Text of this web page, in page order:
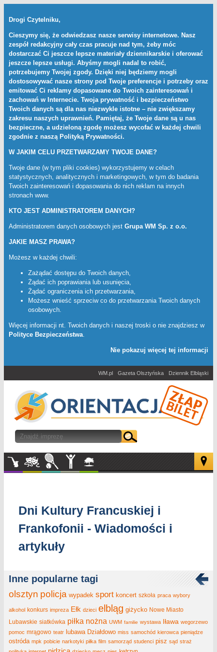
Drogi Czytelniku,
Cieszymy się, że odwiedzasz nasze serwisy internetowe. Nasz
zespół redakcyjny cały czas pracuje nad tym, żeby móc
dostarczać Ci jeszcze lepsze materiały dziennikarskie i oferować
jeszcze lepsze usługi. Abyśmy mogli nadal to robić,
potrzebujemy Twojej zgody. Dzięki niej będziemy mogli
dostosowywać nasze strony pod Twoje preferencje i potrzeby oraz
emitować Ci reklamy dopasowane do Twoich zainteresowań i
zachowań w Internecie. Twoja prywatność i bezpieczeństwo
Twoich danych są dla nas niezwykle istotne – nie zwiększamy
zakresu naszych uprawnień. Pamiętaj, że Twoje dane są u nas
bezpieczne, a udzieloną zgodę możesz wycofać w każdej chwili
zgodnie z naszą Polityką Prywatności.
W JAKIM CELU PRZETWARZAMY TWOJE DANE?
Twoje dane (w tym pliki cookies) wykorzystujemy w celach
statystycznych, analitycznych i marketingowych, w tym do badania
Twoich zainteresowań i dopasowania do nich reklam na innych
stronach www.
KTO JEST ADMINISTRATOREM DANYCH?
Administratorem danych osobowych jest Grupa WM Sp. z o.o.
JAKIE MASZ PRAWA?
Możesz w każdej chwili:
Zażądać dostępu do Twoich danych,
Żądać ich poprawiania lub usunięcia,
Żądać ograniczenia ich przetwarzania,
Możesz wnieść sprzeciw co do przetwarzania Twoich danych
osobowych.
Więcej informacji nt. Twoich danych i naszej troski o nie znajdziesz w
Polityce Bezpieczeństwa.
Nie pokazuj więcej tej informacji
Dziennik Elbląski
Gazeta Olsztyńska
WM.pl
MuzykaKultura Sport Inne
Dni Kultury Francuskiej i
Frankofonii - Wiadomości i
artykuły
Inne popularne tagi
olsztyn policja wypadek sport koncert szkoła praca wybory
alkohol konkurs impreza Ełk dzieci elbląg giżycko Nowe Miasto
Lubawskie siatkówka piłka nożna UWM familie wystawa Iława wegorzewo
pomoc mrągowo teatr lubawa Działdowo miss samochód kierowca pieniądze
ostróda mpk pobicie narkotyki piłka film samorząd studenci pisz sąd straż